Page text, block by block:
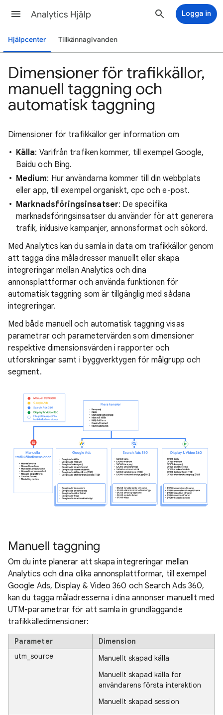
Analytics Hjälp Logga in
Hjälpcenter Tillkännagivanden
Dimensioner för trafikkällor,
manuell taggning och
automatisk taggning
Dimensioner för trafikkällor ger information om
Källa: Varifrån trafiken kommer, till exempel Google,
Baidu och Bing.
Medium: Hur användarna kommer till din webbplats
eller app, till exempel organiskt, cpc och e-post.
Marknadsföringsinsatser: De specifika
marknadsföringsinsatser du använder för att generera
trafik, inklusive kampanjer, annonsformat och sökord.
Med Analytics kan du samla in data om trafikkällor genom
att tagga dina måladresser manuellt eller skapa
integreringar mellan Analytics och dina
annonsplattformar och använda funktionen för
automatisk taggning som är tillgänglig med sådana
integreringar.
Med både manuell och automatisk taggning visas
parametrar och parametervärden som dimensioner
respektive dimensionsvärden i rapporter och
utforskningar samt i byggverktygen för målgrupp och
segment.
Manuell taggning
Om du inte planerar att skapa integreringar mellan
Analytics och dina olika annonsplattformar, till exempel
Google Ads, Display & Video 360 och Search Ads 360,
kan du tagga måladresserna i dina annonser manuellt med
UTM-parametrar för att samla in grundläggande
trafikkälledimensioner:
Parameter
Dimension
utm_source
Manuellt skapad källa
Manuellt skapad källa för
användarens första interaktion
Manuellt skapad session